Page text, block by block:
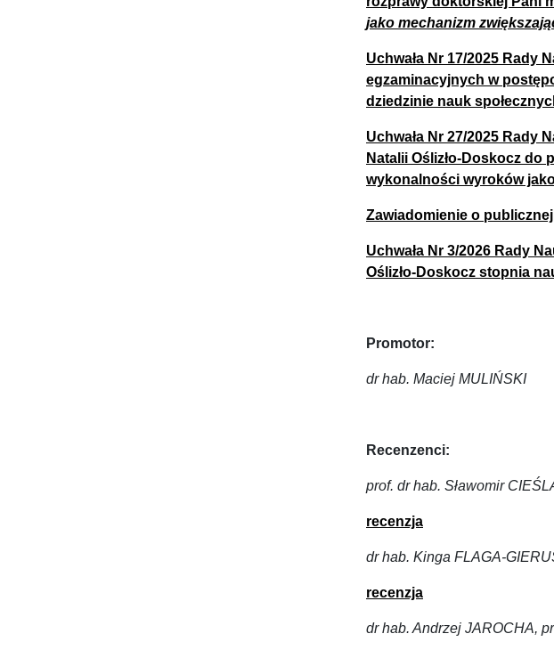
jako mechanizm
Uchwała Nr 17/2025 Rady
egzaminacyjnych w
dziedzinie nauk
Uchwała Nr 27/2025 Rady
Natalii Oślizło-Doskocz
wykonalności wyroków
Zawiadomienie o
Uchwała Nr 3/2026 Rady
Oślizło-Doskocz stopnia
Promotor:
dr hab. Maciej MULIŃSKI
Recenzenci:
prof. dr hab. Sławomir
recenzja
dr hab. Kinga FLAGA-
recenzja
dr hab. Andrzej JAROCHA,